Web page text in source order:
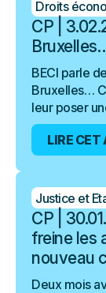
CP |
BECI parle
Bruxelles…
leur poser
LIRE CET
CP |
freine les
nouveau
Deux mois